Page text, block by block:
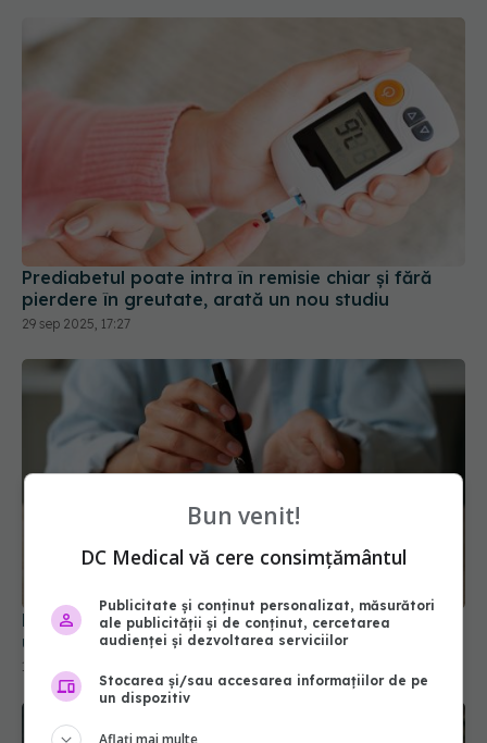
Prediabetul poate intra în remisie chiar și fără
pierdere în greutate, arată un nou studiu
29 sep 2025, 17:27
De ce crește glicemia după 40 de ani? Explicația
unui medic diabetolog
17 iun 2026, 22:16
Bun venit!
DC Medical vă cere consimțământul
Publicitate și conținut personalizat, măsurători
ale publicității și de conținut, cercetarea
audienței și dezvoltarea serviciilor
Stocarea și/sau accesarea informațiilor de pe
un dispozitiv
Aflați mai multe